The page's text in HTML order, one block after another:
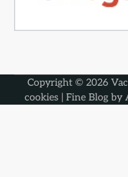
Copyright © 2026
cookies| Fine Blog by